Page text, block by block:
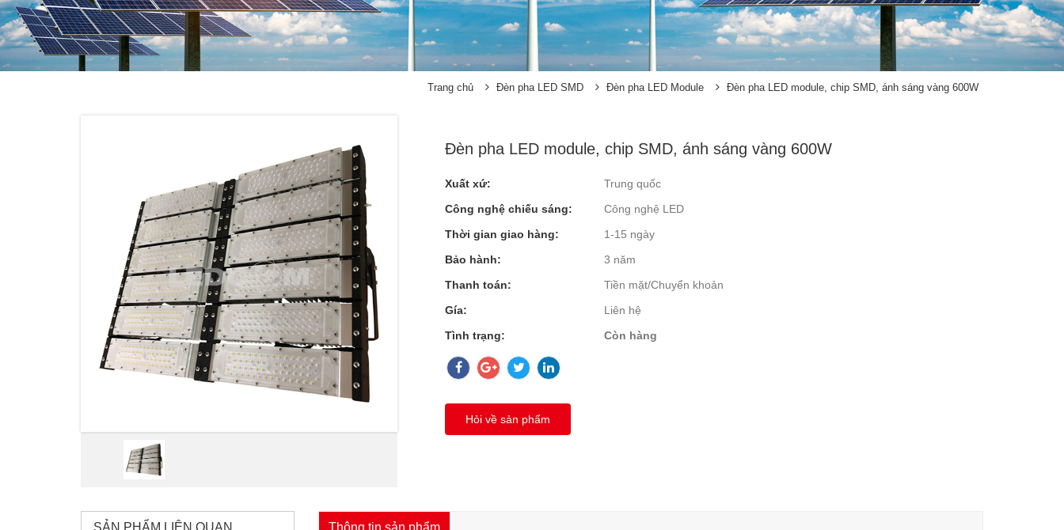
Trang chủ Đèn pha LED SMD Đèn pha LED Module Đèn pha LED module, chip SMD, ánh sáng vàng 600W
Đèn pha LED module, chip SMD, ánh sáng vàng 600W
Xuất xứ:
Trung quốc
Công nghệ chiếu sáng:
Công nghệ LED
Thời gian giao hàng:
1-15 ngày
Bảo hành:
3 năm
Thanh toán:
Tiền mặt/Chuyển khoản
Gía:
Liên hệ
Tình trạng:
Còn hàng
Hỏi về sản phẩm
SẢN PHẨM LIÊN QUAN Thông tin sản phẩm